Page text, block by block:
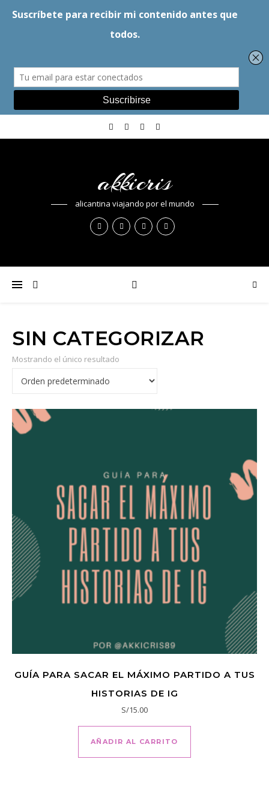
akkicris
alicantina viajando por el mundo
SIN CATEGORIZAR
Mostrando el único resultado
GUÍA PARA SACAR EL MÁXIMO PARTIDO A TUS
HISTORIAS DE IG
S/15.00
AÑADIR AL CARRITO